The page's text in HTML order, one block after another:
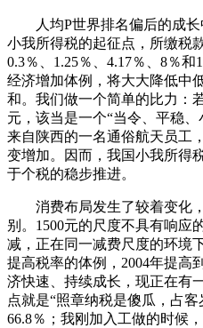
人均P世界排名偏后的成长
小我所得税的起征点，所缴税
0.3％、1.25％、4.17％、8％
经济增加体例，将大大降低中
和。我们做一个简单的比力：
元，该当是一个“当令、平稳
来自陕西的一名通俗航天员工
变增加。因而，我国小我所得
于个税的稳步推进。
消费布局发生了较着变化，
别。1500元的尺度不具有响应
减，正在同一减费尺度的环境
提高税率的体例，2004年提高
济快速、持续成长，现正在有
点就是“照章纳税是傻瓜，占
66.8％；我刚加入工做的时候